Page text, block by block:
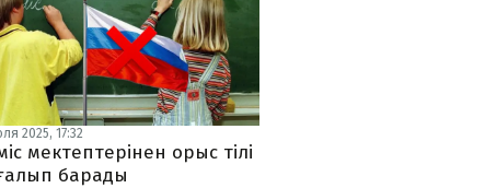
2025, 17:32
мектептерінен орыс тілі
барады